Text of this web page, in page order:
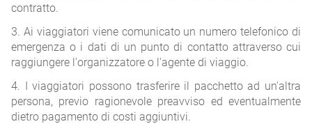
contratto.
3. Ai viaggiatori viene comunicato un numero telefonico di
emergenza o i dati di un punto di contatto attraverso cui
raggiungere l'organizzatore o l'agente di viaggio.
4. I viaggiatori possono trasferire il pacchetto ad un'altra
persona, previo ragionevole preavviso ed eventualmente
dietro pagamento di costi aggiuntivi.